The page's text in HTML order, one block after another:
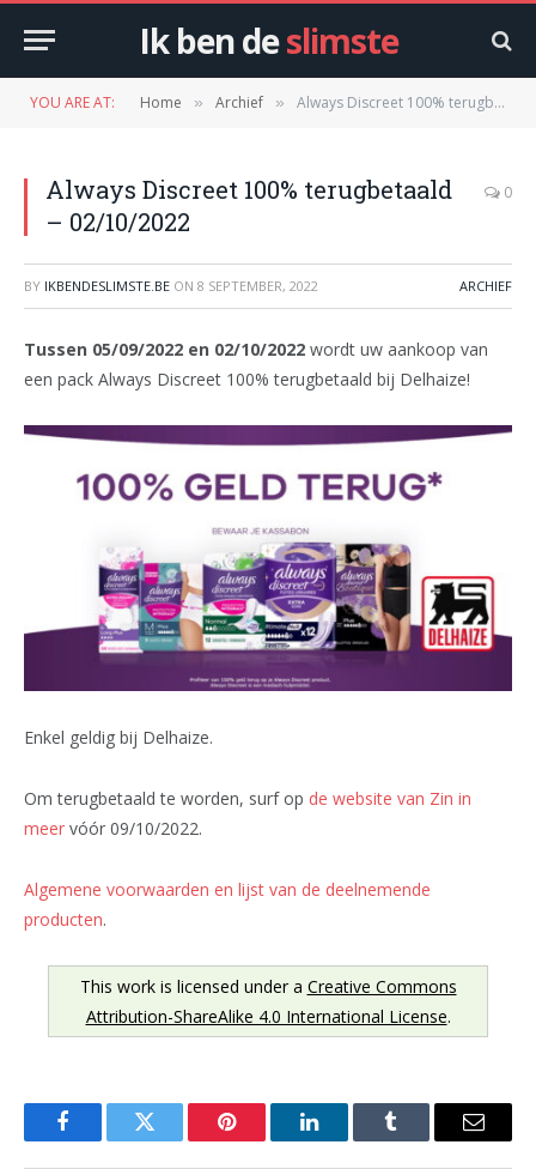
Ik ben deslimste
YOU ARE AT: Home » Archief » Always Discreet 100% terugbetaald – 02/10/2022
Always Discreet 100% terugbetaald
– 02/10/2022
0
BY IKBENDESLIMSTE.BE ON 8 SEPTEMBER, 2022 ARCHIEF
Tussen 05/09/2022 en 02/10/2022 wordt uw aankoop van
een pack Always Discreet 100% terugbetaald bij Delhaize!
Enkel geldig bij Delhaize.
Om terugbetaald te worden, surf op de website van Zin in
meer vóór 09/10/2022.
Algemene voorwaarden en lijst van de deelnemende
producten.
This work is licensed under a Creative Commons
Attribution-ShareAlike 4.0 International License.
FacebookTwitter Pinterest LinkedInTumblr Email